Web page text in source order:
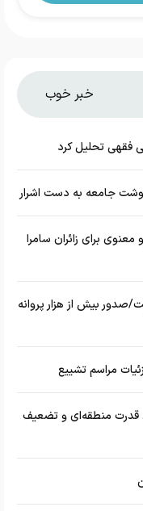
خبر خوب
فقهی تحلیل کرد
جامعه به دست اشرار
معنوی برای زائران سامرا
بیش از هزار پروانه
مراسم تشییع
قدرت منطقه‌ای و تضعیف